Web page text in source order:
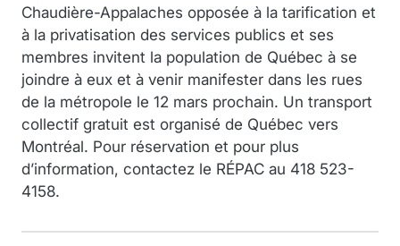
Chaudière-Appalaches opposée à la tarification et
à la privatisation des services publics et ses
membres invitent la population de Québec à se
joindre à eux et à venir manifester dans les rues
de la métropole le 12 mars prochain. Un transport
collectif gratuit est organisé de Québec vers
Montréal. Pour réservation et pour plus
d’information, contactez le RÉPAC au 418 523-
4158.